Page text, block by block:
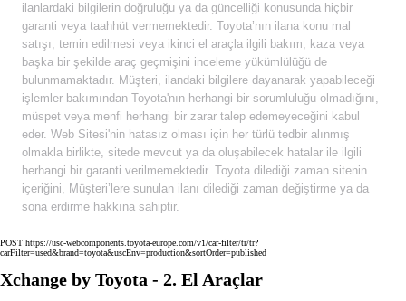
ilanlardaki bilgilerin doğruluğu ya da güncelliği konusunda hiçbir
garanti veya taahhüt vermemektedir. Toyota’nın ilana konu mal
satışı, temin edilmesi veya ikinci el araçla ilgili bakım, kaza veya
başka bir şekilde araç geçmişini inceleme yükümlülüğü de
bulunmamaktadır. Müşteri, ilandaki bilgilere dayanarak yapabileceği
işlemler bakımından Toyota'nın herhangi bir sorumluluğu olmadığını,
müspet veya menfi herhangi bir zarar talep edemeyeceğini kabul
eder. Web Sitesi'nin hatasız olması için her türlü tedbir alınmış
olmakla birlikte, sitede mevcut ya da oluşabilecek hatalar ile ilgili
herhangi bir garanti verilmemektedir. Toyota dilediği zaman sitenin
içeriğini, Müşteri’lere sunulan ilanı dilediği zaman değiştirme ya da
sona erdirme hakkına sahiptir.
POST https://usc-webcomponents.toyota-europe.com/v1/car-filter/tr/tr?
carFilter=used&brand=toyota&uscEnv=production&sortOrder=published
Xchange by Toyota - 2. El Araçlar